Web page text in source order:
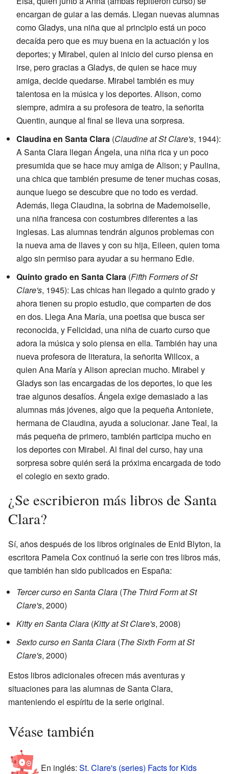
encargan de guiar a las demás. Llegan nuevas alumnas
como Gladys, una niña que al principio está un poco
decaída pero que es muy buena en la actuación y los
deportes; y Mirabel, quien al inicio del curso piensa en
irse, pero gracias a Gladys, de quien se hace muy
amiga, decide quedarse. Mirabel también es muy
talentosa en la música y los deportes. Alison, como
siempre, admira a su profesora de teatro, la señorita
Quentin, aunque al final se lleva una sorpresa.
Claudina en Santa Clara (Claudine at St Clare's, 1944):
A Santa Clara llegan Ángela, una niña rica y un poco
presumida que se hace muy amiga de Alison; y Paulina,
una chica que también presume de tener muchas cosas,
aunque luego se descubre que no todo es verdad.
Además, llega Claudina, la sobrina de Mademoiselle,
una niña francesa con costumbres diferentes a las
inglesas. Las alumnas tendrán algunos problemas con
la nueva ama de llaves y con su hija, Eileen, quien toma
algo sin permiso para ayudar a su hermano Edie.
Quinto grado en Santa Clara (Fifth Formers of St
Clare's, 1945): Las chicas han llegado a quinto grado y
ahora tienen su propio estudio, que comparten de dos
en dos. Llega Ana María, una poetisa que busca ser
reconocida, y Felicidad, una niña de cuarto curso que
adora la música y solo piensa en ella. También hay una
nueva profesora de literatura, la señorita Willcox, a
quien Ana María y Alison aprecian mucho. Mirabel y
Gladys son las encargadas de los deportes, lo que les
trae algunos desafíos. Ángela exige demasiado a las
alumnas más jóvenes, algo que la pequeña Antoniete,
hermana de Claudina, ayuda a solucionar. Jane Teal, la
más pequeña de primero, también participa mucho en
los deportes con Mirabel. Al final del curso, hay una
sorpresa sobre quién será la próxima encargada de todo
el colegio en sexto grado.
¿Se escribieron más libros de Santa
Clara?
Sí, años después de los libros originales de Enid Blyton, la
escritora Pamela Cox continuó la serie con tres libros más,
que también han sido publicados en España:
Tercer curso en Santa Clara (The Third Form at St
Clare's, 2000)
Kitty en Santa Clara (Kitty at St Clare's, 2008)
Sexto curso en Santa Clara (The Sixth Form at St
Clare's, 2000)
Estos libros adicionales ofrecen más aventuras y
situaciones para las alumnas de Santa Clara,
manteniendo el espíritu de la serie original.
Véase también
En inglés: St. Clare's (series) Facts for Kids